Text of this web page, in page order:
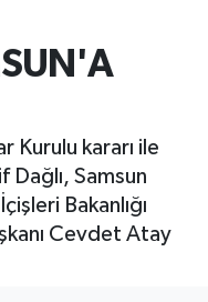
Kurulu kararı ile
Dağlı, Samsun
Bakanlığı
Cevdet Atay